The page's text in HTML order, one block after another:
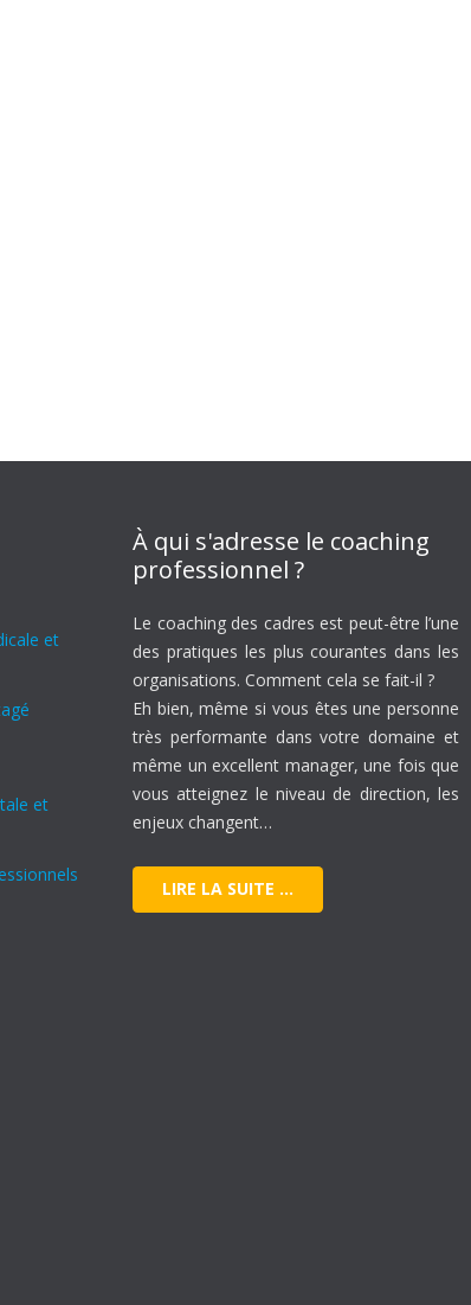
et
et
À qui s'adresse le coaching
professionnel ?
Le coaching des cadres est peut-être l’une
des pratiques les plus courantes dans les
organisations. Comment cela se fait-il ?
Eh bien, même si vous êtes une personne
très performante dans votre domaine et
même un excellent manager, une fois que
vous atteignez le niveau de direction, les
enjeux changent…
LIRE LA SUITE …